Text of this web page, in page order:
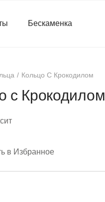
Бескаменка
Кольцо С Крокодилом
с Крокодилом
в Избранное